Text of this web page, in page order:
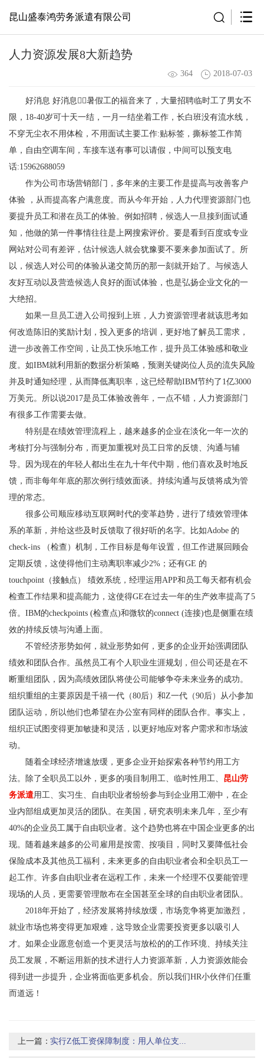
昆山盛泰鸿劳务派遣有限公司
人力资源发展8大新趋势
364 2018-07-03
好消息 好消息暑假工的福音来了， 大量招聘临时工了 男女不
限，18-40岁可十天一结，一月一结坐着工作，长白班没有流水线，
不穿无尘衣不用体检，不用面试主要工作:贴标签，撕标签工作简
单，自由空调车间，车接车送有事可以请假，中间可以预支电
话:15962688059
作为公司市场营销部门，多年来的主要工作是提高与改善客户
体验 ，从而提高客户满意度。而从今年开始，人力代理资源部门也
要提升员工和潜在员工的体验。例如招聘，候选人一旦接到面试通
知，他做的第一件事情往往是上网搜索评价。要是看到百度或专业
网站对公司有差评，估计候选人就会犹豫要不要来参加面试了。所
以，候选人对公司的体验从递交简历的那一刻就开始了。与候选人
友好互动以及营造候选人良好的面试体验，也是弘扬企业文化的一
大绝招。
如果一旦员工进入公司报到上班，人力资源管理者就该思考如
何改造陈旧的奖励计划，投入更多的培训，更好地了解员工需求，
进一步改善工作空间，让员工快乐地工作，提升员工体验感和敬业
度。如IBM就利用新的数据分析策略，预测关键岗位人员的流失风险
并及时通知经理，从而降低离职率，这已经帮助IBM节约了1亿3000
万美元。所以说2017是员工体验改善年，一点不错，人力资源部门
有很多工作需要去做。
特别是在绩效管理流程上，越来越多的企业在淡化一年一次的
考核打分与强制分布，而更加重视对员工日常的反馈、沟通与辅
导。因为现在的年轻人都出生在九十年代中期，他们喜欢及时地反
馈，而非每年年底的那次例行绩效面谈。持续沟通与反馈将成为管
理的常态。
很多公司顺应移动互联网时代的变革趋势，进行了绩效管理体
系的革新，并给这些及时反馈取了很好听的名字。比如Adobe 的
check-ins （检查）机制，工作目标是每年设置，但工作进展回顾会
定期反馈，这使得他们主动离职率减少2%；还有GE 的
touchpoint（接触点） 绩效系统，经理运用APP和员工每天都有机会
检查工作结果和提高能力，这使得GE在过去一年的生产效率提高了5
倍。IBM的checkpoints (检查点)和微软的connect (连接)也是侧重在绩
效的持续反馈与沟通上面。
不管经济形势如何，就业形势如何，更多的企业开始强调团队
绩效和团队合作。虽然员工有个人职业生涯规划，但公司还是在不
断重组团队，因为高绩效团队将使公司能够争夺未来业务的成功。
组织重组的主要原因是千禧一代（80后）和Z一代（90后）从小参加
团队运动，所以他们也希望在办公室有同样的团队合作。事实上，
组织正试图变得更加敏捷和灵活，以更好地应对客户需求和市场波
动。
随着全球经济增速放缓，更多企业开始探索各种节约用工方
法。除了全职员工以外，更多的项目制用工、临时性用工、 昆山劳
务派遣用工、实习生、自由职业者纷纷参与到企业用工潮中，在企
业内部组成更加灵活的团队。在美国，研究表明未来几年，至少有
40%的企业员工属于自由职业者。这个趋势也将在中国企业更多的出
现。随着越来越多的公司雇用是按需、按项目，同时又要降低社会
保险成本及其他员工福利，未来更多的自由职业者会和全职员工一
起工作。许多自由职业者在远程工作，未来一个经理不仅要能管理
现场的人员，更需要管理散布在全国甚至全球的自由职业者团队。
2018年开始了，经济发展将持续放缓，市场竞争将更加激烈，
就业市场也将变得更加艰难，这导致企业需要投资更多以吸引人
才。如果企业愿意创造一个更灵活与放松的的工作环境、持续关注
员工发展，不断运用新的技术进行人力资源革新，人力资源效能会
得到进一步提升，企业将面临更多机会。所以我们HR小伙伴们任重
而道远！
上一篇： 实行Z低工资保障制度：用人单位支...